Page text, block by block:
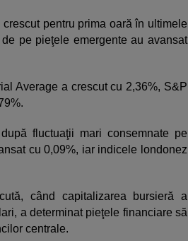
pentru prima oară în ultimele
pe pieţele emergente au avansat
Average a crescut cu 2,36%, S&P
fluctuaţii mari consemnate pe
cu 0,09%, iar indicele londonez
când capitalizarea bursieră a
a determinat pieţele financiare să
centrale.